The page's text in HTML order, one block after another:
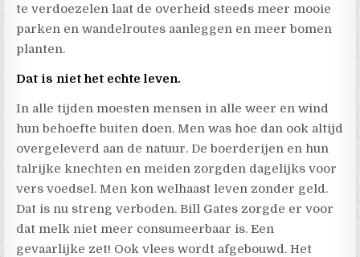
te verdoezelen laat de overheid steeds meer mooie
parken en wandelroutes aanleggen en meer bomen
planten.
Dat is niet het echte leven.
In alle tijden moesten mensen in alle weer en wind
hun behoefte buiten doen. Men was hoe dan ook altijd
overgeleverd aan de natuur. De boerderijen en hun
talrijke knechten en meiden zorgden dagelijks voor
vers voedsel. Men kon welhaast leven zonder geld.
Dat is nu streng verboden. Bill Gates zorgde er voor
dat melk niet meer consumeerbaar is. Een
gevaarlijke zet! Ook vlees wordt afgebouwd. Het